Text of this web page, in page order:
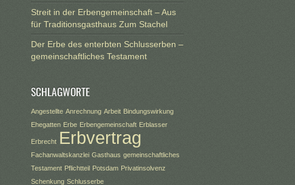
Streit in der Erbengemeinschaft – Aus
für Traditionsgasthaus Zum Stachel
Der Erbe des enterbten Schlusserben –
gemeinschaftliches Testament
SCHLAGWORTE
Angestellte Anrechnung Arbeit Bindungswirkung
Ehegatten Erbe Erbengemeinschaft Erblasser
Erbrecht Erbvertrag
Fachanwaltskanzlei Gasthaus gemeinschaftliches
Testament Pflichtteil Potsdam Privatinsolvenz
Schenkung Schlusserbe